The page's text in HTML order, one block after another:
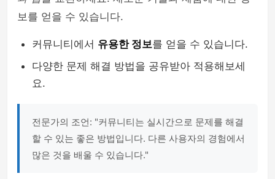
보를 얻을 수 있습니다.
커뮤니티에서 유용한 정보를 얻을 수 있습니다.
다양한 문제 해결 방법을 공유받아 적용해보세
요.
전문가의 조언: "커뮤니티는 실시간으로 문제를 해결
할 수 있는 좋은 방법입니다. 다른 사용자의 경험에서
많은 것을 배울 수 있습니다."